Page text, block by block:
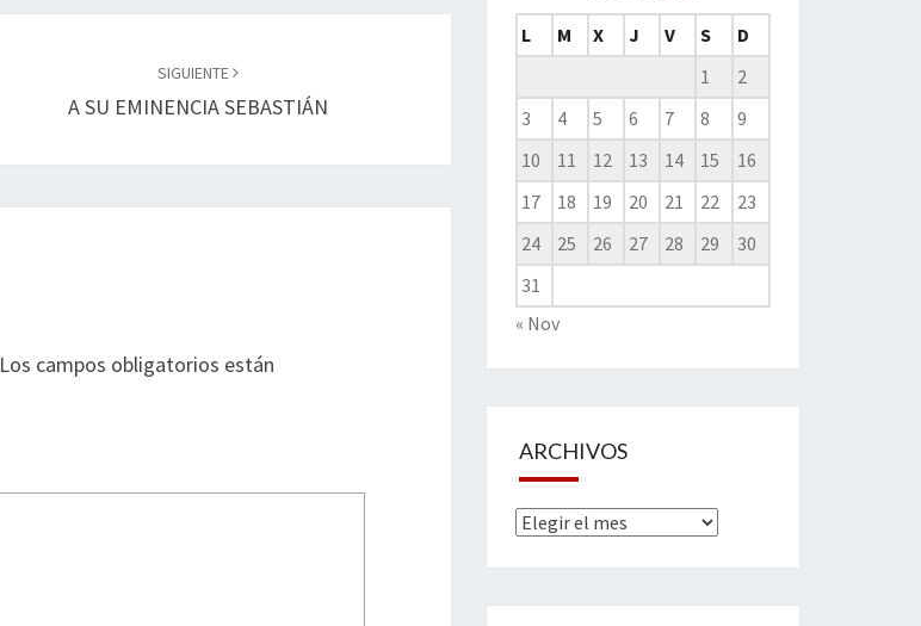
SIGUIENTE
A SU EMINENCIA SEBASTIÁN
Los campos obligatorios están
L
M X J V S
D
1
2
3
4 5 6 7 8
9
10
11 12 13 14 15
16
17
18 19 20 21 22
23
24
25 26 27 28 29
30
31
« Nov
ARCHIVOS
Archivos